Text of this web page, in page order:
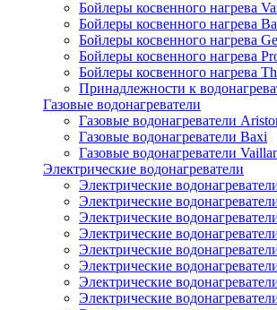
Бойлеры косвенного нагрева
Бойлеры косвенного нагрева
Бойлеры косвенного нагрева
Бойлеры косвенного нагрева
Бойлеры косвенного нагрева
Принадлежности к
Газовые водонагреватели
Газовые водонагреватели
Газовые водонагреватели Baxi
Газовые водонагреватели
Электрические водонагреватели
Электрические
Электрические
Электрические
Электрические
Электрические
Электрические
Электрические
Электрические